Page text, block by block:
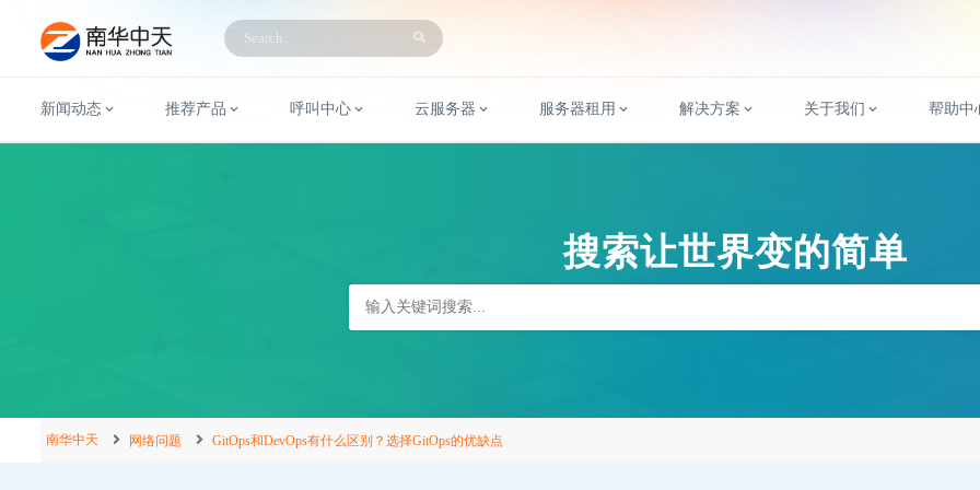
新闻动态 推荐产品 呼叫中心 云服务器 服务器租用 解决方案 关于我们 帮助中
搜索让世界变的简单
南华中天 网络问题 GitOps和DevOps有什么区别？选择GitOps的优缺点